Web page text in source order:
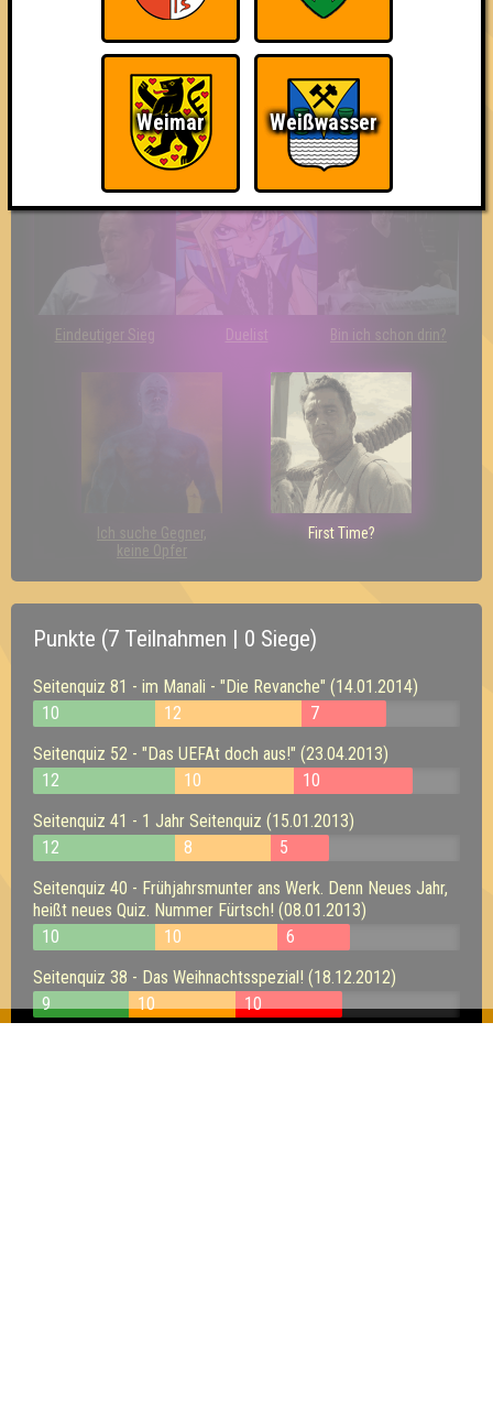
The Last of Us Wir sind ERSTER?! Streber
Eindeutiger Sieg Duelist Bin ich schon drin?
Ich suche Gegner,
keine Opfer
First Time?
Punkte (7 Teilnahmen | 0 Siege)
Seitenquiz 81 - im Manali - "Die Revanche" (14.01.2014)
10
12
7
Seitenquiz 52 - "Das UEFAt doch aus!" (23.04.2013)
12
10
10
Seitenquiz 41 - 1 Jahr Seitenquiz (15.01.2013)
12
8
5
Seitenquiz 40 - Frühjahrsmunter ans Werk. Denn Neues Jahr,
heißt neues Quiz. Nummer Fürtsch! (08.01.2013)
10
10
6
Seitenquiz 38 - Das Weihnachtsspezial! (18.12.2012)
9
10
10
Weimar Weißwasser